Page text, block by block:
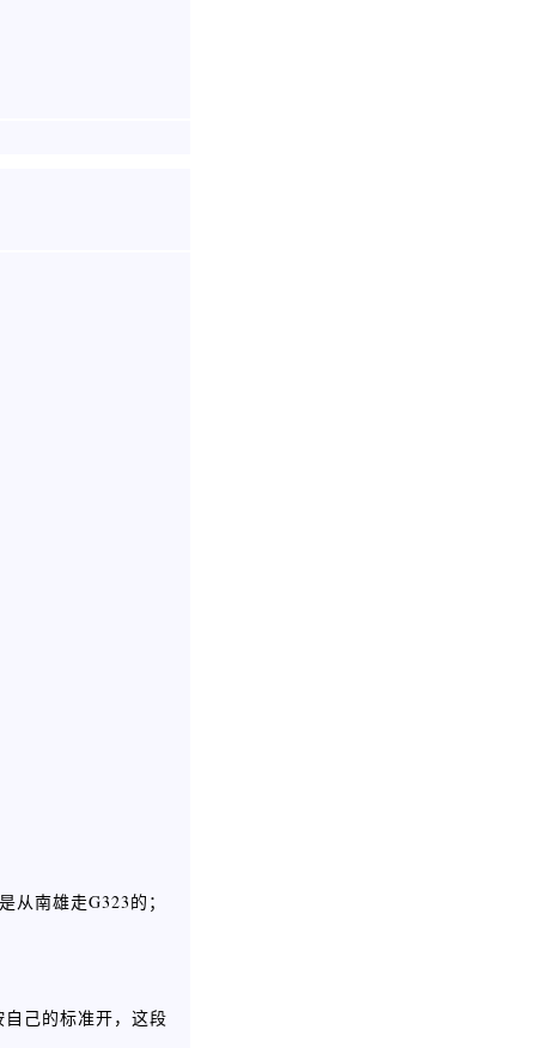
南雄走G323的；
己的标准开，这段